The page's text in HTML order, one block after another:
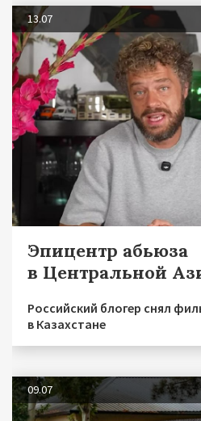
13.07
Эпицентр абьюза
в Центральной
Российский блогер снял
в Казахстане
09.07